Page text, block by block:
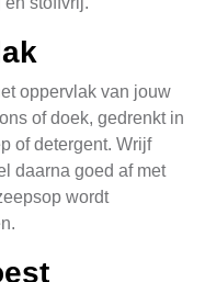
oppervlak van jouw
of doek, gedrenkt in
of detergent. Wrijf
daarna goed af met
wordt